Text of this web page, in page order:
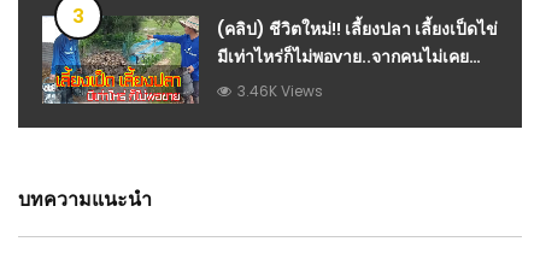
3
(คลิป) ชีวิตใหม่!! เลี้ยงปลา เลี้ยงเป็ดไข่
มีเท่าไหร่ก็ไม่พอvาย..จากคนไม่เคยทำ
เกษตรมาก่อน : วีดีโอ เกษตร
3.46K Views
บทความแนะนำ